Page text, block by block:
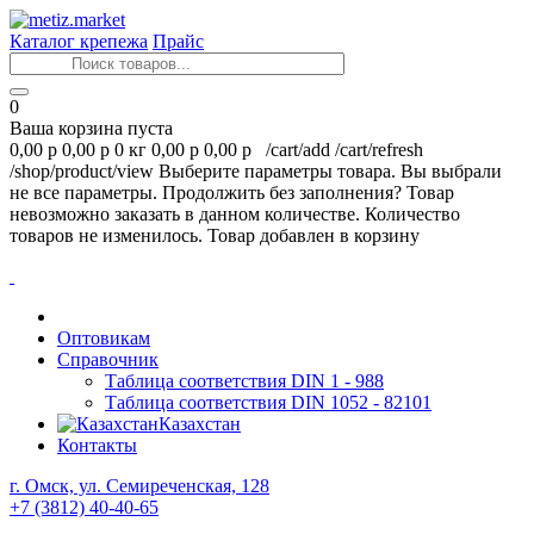
Каталог крепежа Прайс
0
Ваша корзина пуста
0,00 р 0,00 р 0 кг 0,00 р 0,00 р /cart/add /cart/refresh
/shop/product/view Выберите параметры товара. Вы выбрали
не все параметры. Продолжить без заполнения? Товар
невозможно заказать в данном количестве. Количество
товаров не изменилось. Товар добавлен в корзину
Оптовикам
Справочник
Таблица соответствия DIN 1 - 988
Таблица соответствия DIN 1052 - 82101
Казахстан
Контакты
г. Омск, ул. Семиреченская, 128
+7 (3812) 40-40-65